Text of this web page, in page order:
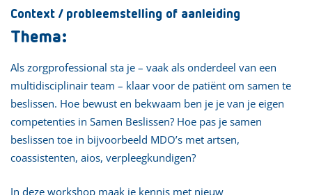
Context / probleemstelling of aanleiding
Thema:
Als zorgprofessional sta je – vaak als onderdeel van een
multidisciplinair team – klaar voor de patiënt om samen te
beslissen. Hoe bewust en bekwaam ben je je van je eigen
competenties in Samen Beslissen? Hoe pas je samen
beslissen toe in bijvoorbeeld MDO’s met artsen,
coassistenten, aios, verpleegkundigen?
In deze workshop maak je kennis met nieuw